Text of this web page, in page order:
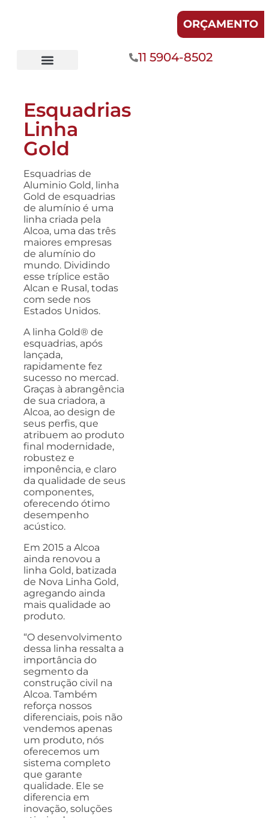
ORÇAMENTO
11 5904-8502
Esquadrias
Linha
Gold
Esquadrias de
Aluminio Gold, linha
Gold de esquadrias
de alumínio é uma
linha criada pela
Alcoa, uma das três
maiores empresas
de alumínio do
mundo. Dividindo
esse tríplice estão
Alcan e Rusal, todas
com sede nos
Estados Unidos.
A linha Gold® de
esquadrias, após
lançada,
rapidamente fez
sucesso no mercad.
Graças à abrangência
de sua criadora, a
Alcoa, ao design de
seus perfis, que
atribuem ao produto
final modernidade,
robustez e
imponência, e claro
da qualidade de seus
componentes,
oferecendo ótimo
desempenho
acústico.
Em 2015 a Alcoa
ainda renovou a
linha Gold, batizada
de Nova Linha Gold,
agregando ainda
mais qualidade ao
produto.
“O desenvolvimento
dessa linha ressalta a
importância do
segmento da
construção civil na
Alcoa. Também
reforça nossos
diferenciais, pois não
vendemos apenas
um produto, nós
oferecemos um
sistema completo
que garante
qualidade. Ele se
diferencia em
inovação, soluções